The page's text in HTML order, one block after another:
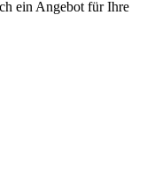
ein Angebot für Ihre